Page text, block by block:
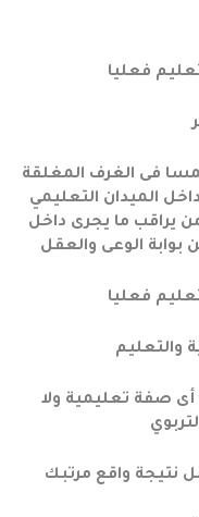
فعليا
فى الغرف المغلقة
الميدان التعليمي
يراقب ما يجرى داخل
بوابة الوعى والعقل
فعليا
والتعليم
أى صفة تعليمية ولا
نتيجة واقع مرتبك